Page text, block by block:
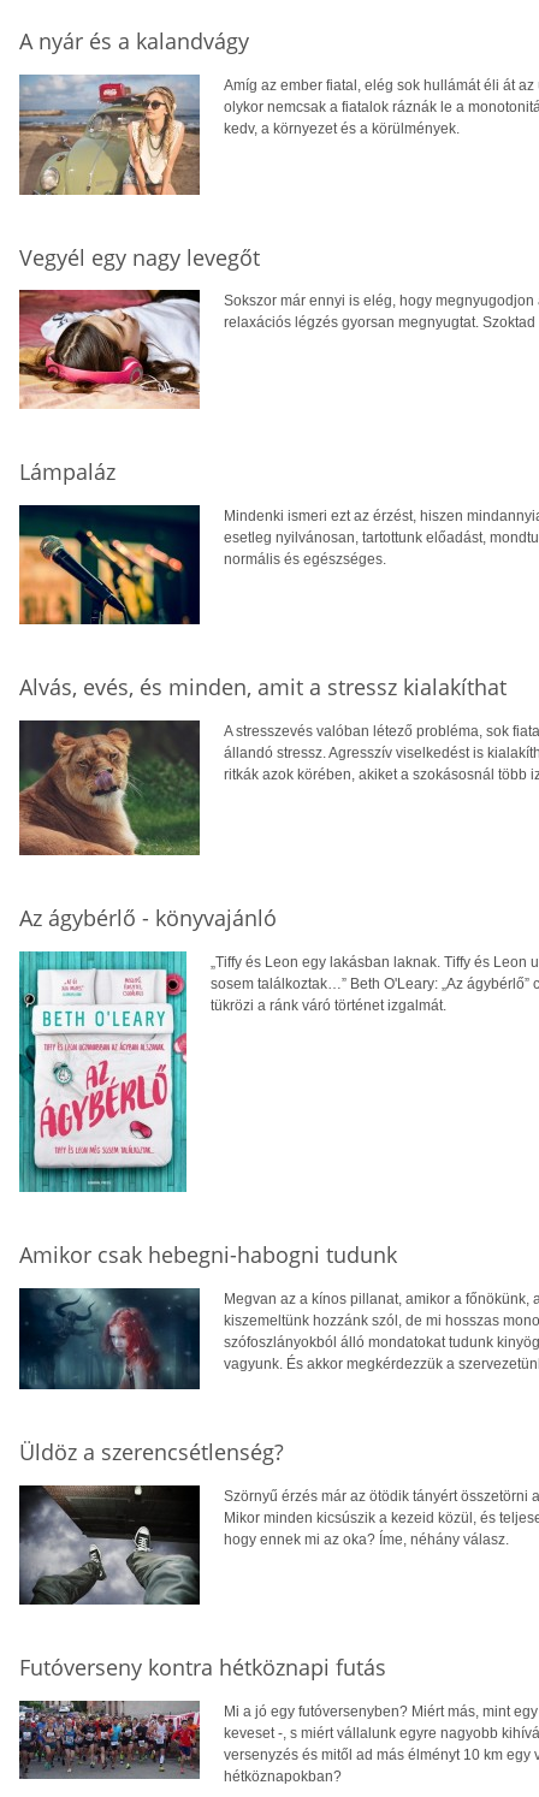
A nyár és a kalandvágy
Amíg az ember fiatal, elég sok hullámát éli át
olykor nemcsak a fiatalok ráznák le a
kedv, a környezet és a körülmények.
Vegyél egy nagy levegőt
Sokszor már ennyi is elég, hogy
relaxációs légzés gyorsan megnyugtat.
Lámpaláz
Mindenki ismeri ezt az érzést, hiszen
esetleg nyilvánosan, tartottunk előadást,
normális és egészséges.
Alvás, evés, és minden, amit a stressz kialakíthat
A stresszevés valóban létező probléma, sok
állandó stressz. Agresszív viselkedést is
ritkák azok körében, akiket a szokásosnál több
Az ágybérlő - könyvajánló
„Tiffy és Leon egy lakásban laknak. Tiffy és
sosem találkoztak…” Beth O'Leary: „Az
tükrözi a ránk váró történet izgalmát.
Amikor csak hebegni-habogni tudunk
Megvan az a kínos pillanat, amikor a
kiszemeltünk hozzánk szól, de mi hosszas
szófoszlányokból álló mondatokat tudunk
vagyunk. És akkor megkérdezzük a
Üldöz a szerencsétlenség?
Szörnyű érzés már az ötödik tányért
Mikor minden kicsúszik a kezeid közül, és
hogy ennek mi az oka? Íme, néhány válasz.
Futóverseny kontra hétköznapi futás
Mi a jó egy futóversenyben? Miért más, mint
keveset -, s miért vállalunk egyre nagyobb
versenyzés és mitől ad más élményt 10 km
hétköznapokban?